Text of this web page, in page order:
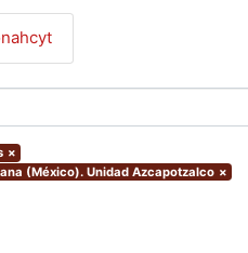
×
(México). Unidad Azcapotzalco ×